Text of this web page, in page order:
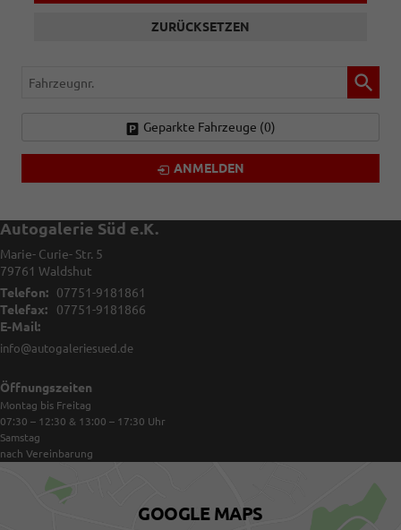
ZURÜCKSETZEN
Fahrzeugnr.
Geparkte Fahrzeuge (0)
ANMELDEN
Autogalerie Süd e.K.
Marie- Curie- Str. 5
79761 Waldshut
Telefon:
07751-9181861
Telefax:
07751-9181866
E-Mail:
info@autogaleriesued.de
Öffnungszeiten
Montag bis Freitag
07:30 – 12:30 & 13:00 – 17:30 Uhr
Samstag
nach Vereinbarung
GOOGLE MAPS